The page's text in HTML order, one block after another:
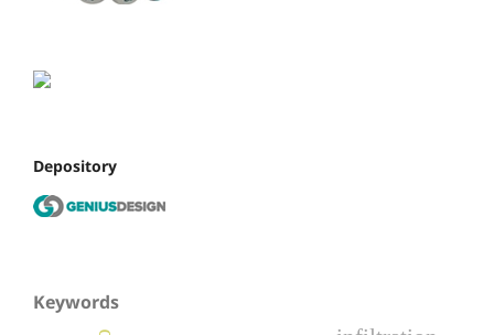
Depository
Keywords